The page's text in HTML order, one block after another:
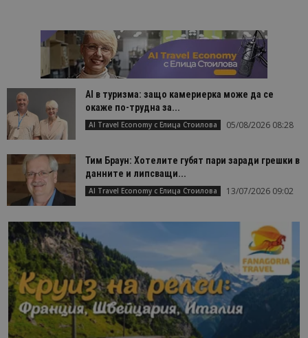
AI в туризма: защо камериерка може да се
окаже по-трудна за...
AI Travel Economy с Елица Стоилова 05/08/2026 08:28
Тим Браун: Хотелите губят пари заради грешки в
данните и липсващи...
AI Travel Economy с Елица Стоилова 13/07/2026 09:02